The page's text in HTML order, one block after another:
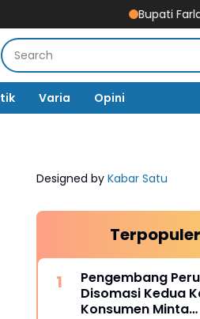
Bupati Farlaky
Varia Opini
Designed by Kabar Satu
Terpopuler
Pengembang
Disomasi Kedua
Konsumen Minta